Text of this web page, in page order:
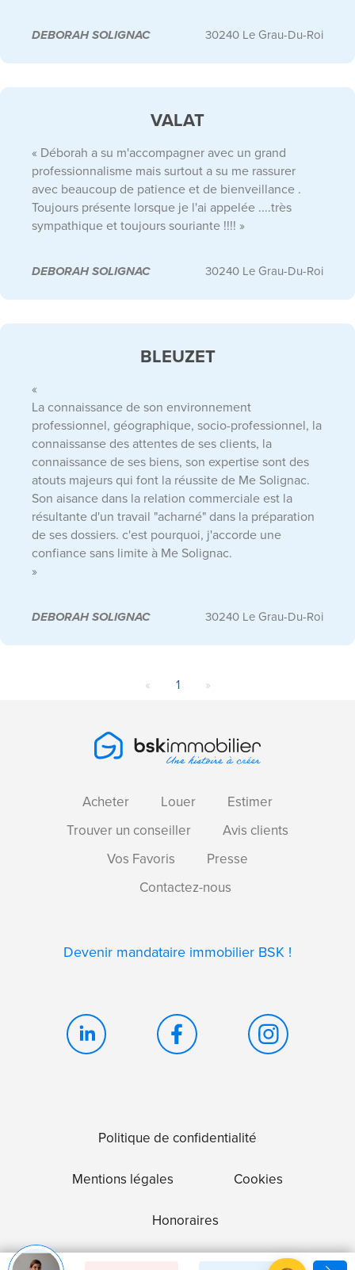
DEBORAH SOLIGNAC 30240 Le Grau-Du-Roi
VALAT
« Déborah a su m'accompagner avec un grand
professionnalisme mais surtout a su me rassurer
avec beaucoup de patience et de bienveillance .
Toujours présente lorsque je l'ai appelée ....très
sympathique et toujours souriante !!!! »
DEBORAH SOLIGNAC 30240 Le Grau-Du-Roi
BLEUZET
«
La connaissance de son environnement
professionnel, géographique, socio-professionnel, la
connaissanse des attentes de ses clients, la
connaissance de ses biens, son expertise sont des
atouts majeurs qui font la réussite de Me Solignac.
Son aisance dans la relation commerciale est la
résultante d'un travail "acharné" dans la préparation
de ses dossiers. c'est pourquoi, j'accorde une
confiance sans limite à Me Solignac.
»
DEBORAH SOLIGNAC 30240 Le Grau-Du-Roi
« 1 »
Acheter Louer
Estimer
Trouver un conseiller
Avis clients
Vos Favoris
Presse
Contactez-nous
Devenir mandataire immobilier BSK !
Politique de confidentialité
Mentions légales Cookies
Honoraires